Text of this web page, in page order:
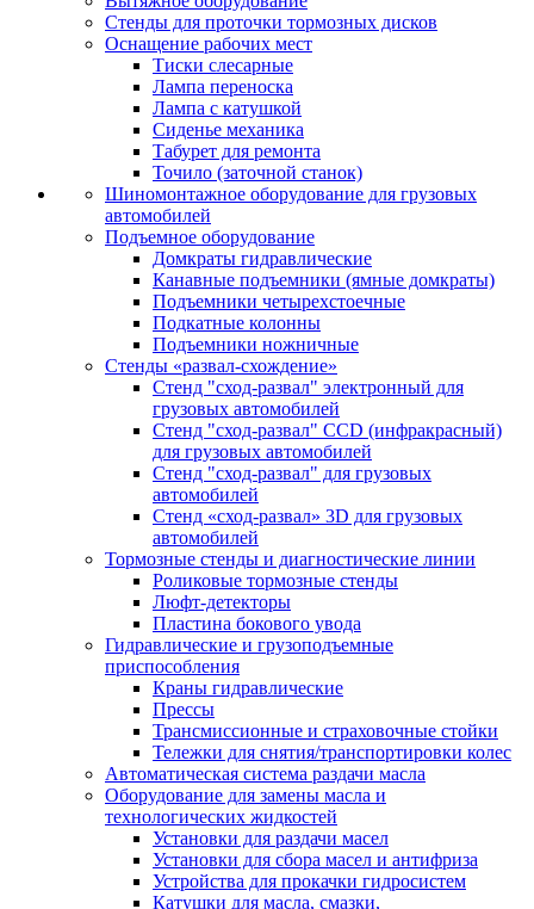
Стенды для проточки тормозных дисков
Оснащение рабочих мест
Тиски слесарные
Лампа переноска
Лампа с катушкой
Сиденье механика
Табурет для ремонта
Точило (заточной станок)
Шиномонтажное оборудование для грузовых
автомобилей
Подъемное оборудование
Домкраты гидравлические
Канавные подъемники (ямные домкраты)
Подъемники четырехстоечные
Подкатные колонны
Подъемники ножничные
Стенды «развал-схождение»
Стенд "сход-развал" электронный для
грузовых автомобилей
Стенд "сход-развал" CCD (инфракрасный)
для грузовых автомобилей
Стенд "сход-развал" для грузовых
автомобилей
Стенд «сход-развал» 3D для грузовых
автомобилей
Тормозные стенды и диагностические линии
Роликовые тормозные стенды
Люфт-детекторы
Пластина бокового увода
Гидравлические и грузоподъемные
приспособления
Краны гидравлические
Прессы
Трансмиссионные и страховочные стойки
Тележки для снятия/транспортировки колес
Автоматическая система раздачи масла
Оборудование для замены масла и
технологических жидкостей
Установки для раздачи масел
Установки для сбора масел и антифриза
Устройства для прокачки гидросистем
Катушки для масла, смазки,